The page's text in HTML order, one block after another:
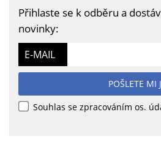
Přihlaste se k odběru a
novinky:
E-MAIL
POŠLETE MI
Souhlas se zpracováním os.